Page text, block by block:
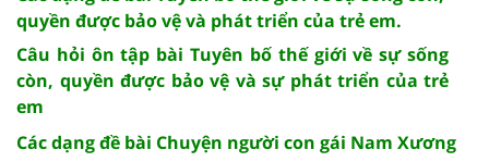
quyền được bảo vệ và phát triển của trẻ em.
Câu hỏi ôn tập bài Tuyên bố thế giới về sự sống
còn, quyền được bảo vệ và sự phát triển của trẻ
em
Các dạng đề bài Chuyện người con gái Nam Xương